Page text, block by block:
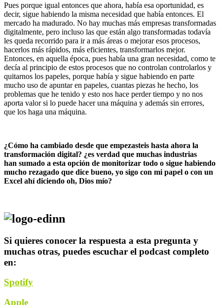
Pues porque igual entonces que ahora, había esa oportunidad, es
decir, sigue habiendo la misma necesidad que había entonces. El
mercado ha madurado. No hay muchas más empresas transformadas
digitalmente, pero incluso las que están algo transformadas todavía
les queda recorrido para ir a más áreas o mejorar esos procesos,
hacerlos más rápidos, más eficientes, transformarlos mejor.
Entonces, en aquella época, pues había una gran necesidad, como te
decía al principio de estos procesos que no controlan controlarlos y
quitarnos los papeles, porque había y sigue habiendo en parte
mucho uso de apuntar en papeles, cuantas piezas he hecho, los
problemas que he tenido y esto nos hace perder tiempo y no nos
aporta valor si lo puede hacer una máquina y además sin errores,
que los haga una máquina.
¿Cómo ha cambiado desde que empezasteis hasta ahora la
transformación digital? ¿es verdad que muchas industrias
han sumado a esta opción de monitorizar todo o sigue habiendo
mucho rezagado que dice bueno, yo sigo con mi papel o con un
Excel ahí diciendo oh, Dios mío?
Si quieres conocer la respuesta a esta pregunta y
muchas otras, puedes escuchar el podcast completo
en:
Spotify
Apple